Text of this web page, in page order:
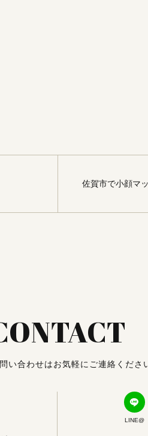
佐賀市で小顔マ
い合わせはお気軽にご連絡くださ
LINE@